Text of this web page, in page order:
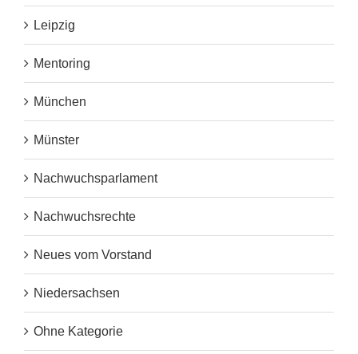
Leipzig
Mentoring
München
Münster
Nachwuchsparlament
Nachwuchsrechte
Neues vom Vorstand
Niedersachsen
Ohne Kategorie